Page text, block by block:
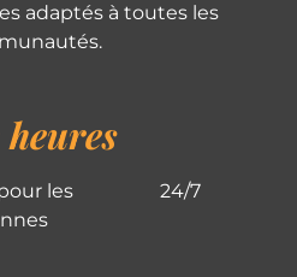
adaptés à toutes les
les
24/7